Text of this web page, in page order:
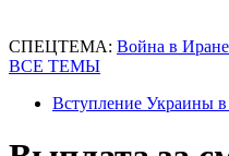
СПЕЦТЕМА: Война в Иране
ВСЕ ТЕМЫ
Вступление Украины